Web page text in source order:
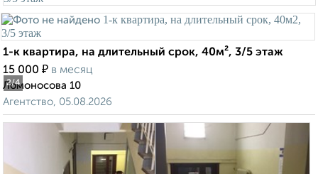
2/4
1-к квартира, на длительный срок, 40м², 3/5 этаж
15 000 ₽ в месяц
Ломоносова 10
Агентство, 05.08.2026